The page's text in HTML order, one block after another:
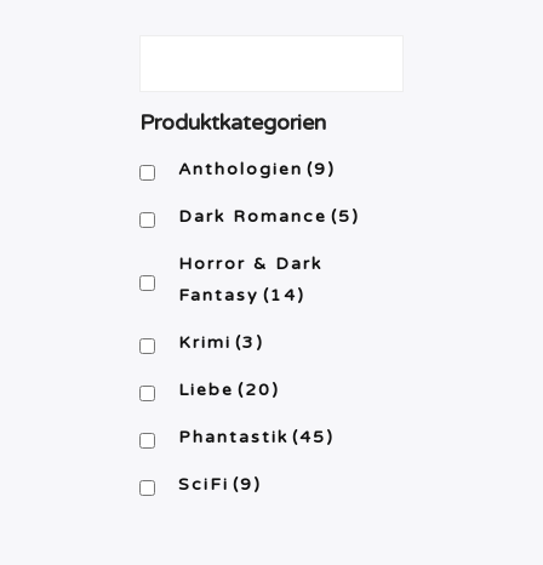
Produktkategorien
Anthologien (9)
Dark Romance (5)
Horror & Dark
Fantasy (14)
Krimi (3)
Liebe (20)
Phantastik (45)
SciFi (9)